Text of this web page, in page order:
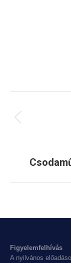
Figyelemfelhívás
A nyilvános